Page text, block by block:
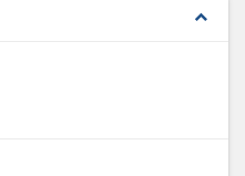
expand_less